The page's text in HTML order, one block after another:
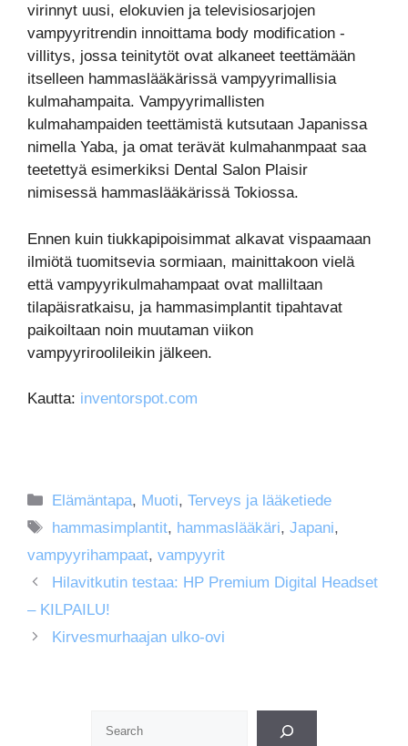
virinnyt uusi, elokuvien ja televisiosarjojen
vampyyritrendin innoittama body modification -
villitys, jossa teinitytöt ovat alkaneet teettämään
itselleen hammaslääkärissä vampyyrimallisia
kulmahampaita. Vampyyrimallisten
kulmahampaiden teettämistä kutsutaan Japanissa
nimella Yaba, ja omat terävät kulmahanmpaat saa
teetettyä esimerkiksi Dental Salon Plaisir
nimisessä hammaslääkärissä Tokiossa.
Ennen kuin tiukkapipoisimmat alkavat vispaamaan
ilmiötä tuomitsevia sormiaan, mainittakoon vielä
että vampyyrikulmahampaat ovat malliltaan
tilapäisratkaisu, ja hammasimplantit tipahtavat
paikoiltaan noin muutaman viikon
vampyyriroolileikin jälkeen.
Kautta: inventorspot.com
Kategoriat
Elämäntapa, Muoti,Terveys ja lääketiede
Avainsanat
hammasimplantit, hammaslääkäri,Japani,
vampyyrihampaat, vampyyrit
Hilavitkutin testaa: HP Premium Digital Headset
– KILPAILU!
Kirvesmurhaajan ulko-ovi